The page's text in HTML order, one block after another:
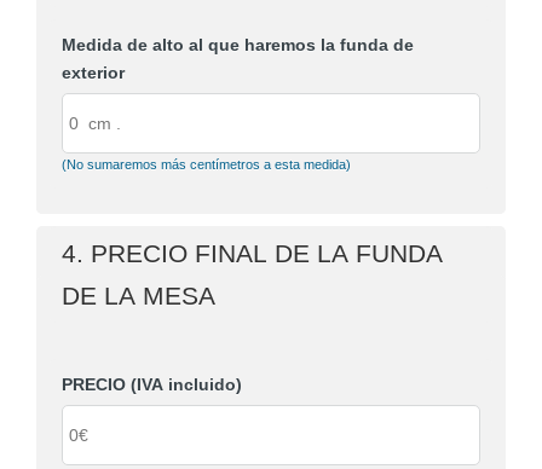
Medida de alto al que haremos la funda de
exterior
(No sumaremos más centímetros a esta medida)
4. PRECIO FINAL DE LA FUNDA
DE LA MESA
PRECIO (IVA incluido)